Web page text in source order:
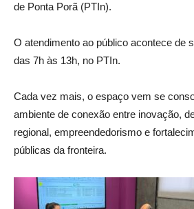
de Ponta Porã (PTIn).
O atendimento ao público acontece de
das 7h às 13h, no PTIn.
Cada vez mais, o espaço vem se
ambiente de conexão entre inovação,
regional, empreendedorismo e
públicas da fronteira.